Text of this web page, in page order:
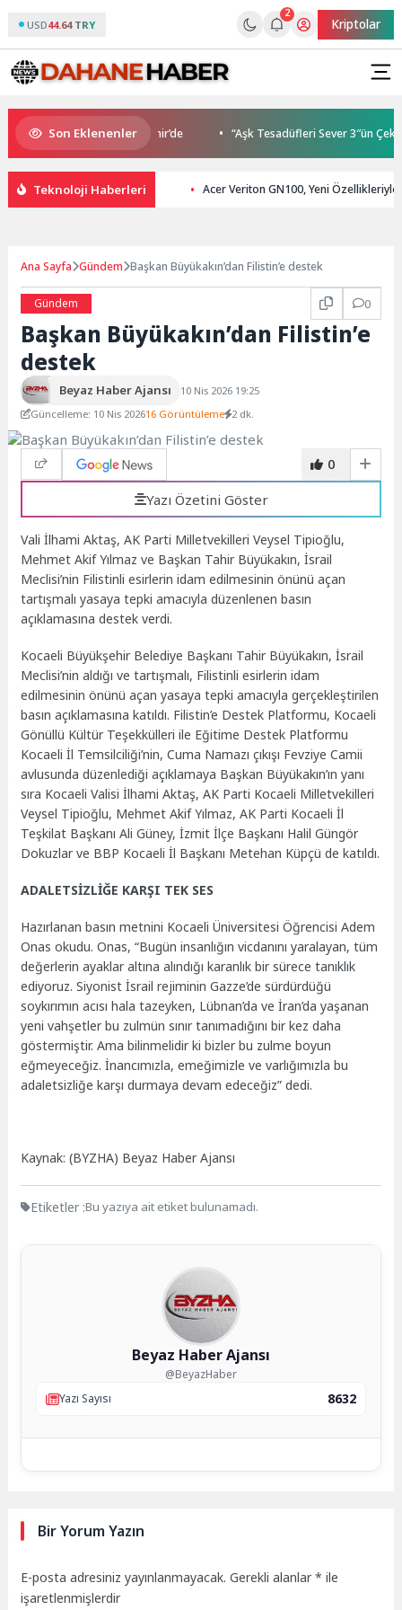
USD44.64 TRY
2
Kriptolar
Son Eklenenler
Buluşmaları gençleri İzmir’de “Aşk Tesadüfleri Sever 3″ün
Teknoloji Haberleri Acer Veriton GN100, Yeni Özellikleriyle
Ana Sayfa Gündem Başkan Büyükakın’dan Filistin’e destek
Gündem 0
Başkan Büyükakın’dan Filistin’e
destek
Beyaz Haber Ajansı
10 Nis 2026 19:25
Güncelleme: 10 Nis 202616 Görüntüleme 2 dk.
0
Yazı Özetini Göster
Vali İlhami Aktaş, AK Parti Milletvekilleri Veysel Tipioğlu,
Mehmet Akif Yılmaz ve Başkan Tahir Büyükakın, İsrail
Meclisi’nin Filistinli esirlerin idam edilmesinin önünü açan
tartışmalı yasaya tepki amacıyla düzenlenen basın
açıklamasına destek verdi.
Kocaeli Büyükşehir Belediye Başkanı Tahir Büyükakın, İsrail
Meclisi’nin aldığı ve tartışmalı, Filistinli esirlerin idam
edilmesinin önünü açan yasaya tepki amacıyla gerçekleştirilen
basın açıklamasına katıldı. Filistin’e Destek Platformu, Kocaeli
Gönüllü Kültür Teşekkülleri ile Eğitime Destek Platformu
Kocaeli İl Temsilciliği’nin, Cuma Namazı çıkışı Fevziye Camii
avlusunda düzenlediği açıklamaya Başkan Büyükakın’ın yanı
sıra Kocaeli Valisi İlhami Aktaş, AK Parti Kocaeli Milletvekilleri
Veysel Tipioğlu, Mehmet Akif Yılmaz, AK Parti Kocaeli İl
Teşkilat Başkanı Ali Güney, İzmit İlçe Başkanı Halil Güngör
Dokuzlar ve BBP Kocaeli İl Başkanı Metehan Küpçü de katıldı.
ADALETSİZLİĞE KARŞI TEK SES
Hazırlanan basın metnini Kocaeli Üniversitesi Öğrencisi Adem
Onas okudu. Onas, “Bugün insanlığın vicdanını yaralayan, tüm
değerlerin ayaklar altına alındığı karanlık bir sürece tanıklık
ediyoruz. Siyonist İsrail rejiminin Gazze’de sürdürdüğü
soykırımın acısı hala tazeyken, Lübnan’da ve İran’da yaşanan
yeni vahşetler bu zulmün sınır tanımadığını bir kez daha
göstermiştir. Ama bilinmelidir ki bizler bu zulme boyun
eğmeyeceğiz. İnancımızla, emeğimizle ve varlığımızla bu
adaletsizliğe karşı durmaya devam edeceğiz” dedi.
Kaynak: (BYZHA) Beyaz Haber Ajansı
Etiketler :Bu yazıya ait etiket bulunamadı.
Beyaz Haber Ajansı
@BeyazHaber
Yazı Sayısı
8632
Bir Yorum Yazın
E-posta adresiniz yayınlanmayacak. Gerekli alanlar* ile
işaretlenmişlerdir